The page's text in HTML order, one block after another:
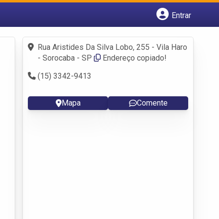
Entrar
Fazer login
Criar conta
Rua Aristides Da Silva Lobo, 255 - Vila Haro
- Sorocaba - SP
Endereço copiado!
(15) 3342-9413
Mapa Comente